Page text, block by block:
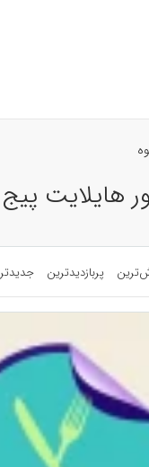
هایلایت
پربازدیدترین